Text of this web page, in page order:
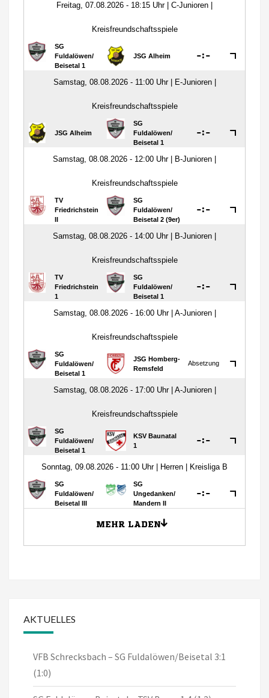
AKTUELLES
VFB Schrecksbach – SG Fuldalöwen/Beisetal 3:1
(1:0)